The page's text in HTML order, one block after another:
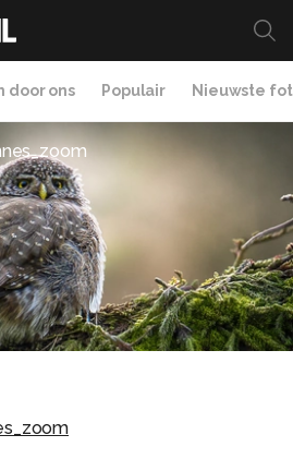
door ons Populair Nieuwste